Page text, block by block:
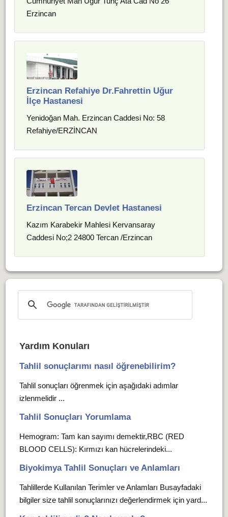
Erzincan
Erzincan Refahiye Dr.Fahrettin Uğur
İlçe Hastanesi
Yenidoğan Mah. Erzincan Caddesi No: 58
Refahiye/ERZİNCAN
Erzincan Tercan Devlet Hastanesi
Kazım Karabekir Mahlesi Kervansaray
Caddesi No;2 24800 Tercan /Erzincan
Yardım Konuları
Tahlil sonuçlarımı nasıl öğrenebilirim?
Tahlil sonuçları öğrenmek için aşağıdaki adımlar
izlenmelidir ...
Tahlil Sonuçları Yorumlama
Hemogram: Tam kan sayımı demektir,RBC (RED
BLOOD CELLS): Kırmızı kan hücrelerindeki...
Biyokimya Tahlil Sonuçları ve Anlamları
Tahlillerde Kullanılan Terimler ve Anlamları Busayfadaki
bilgiler size tahlil sonuçlarınızı değerlendirmek için yard...